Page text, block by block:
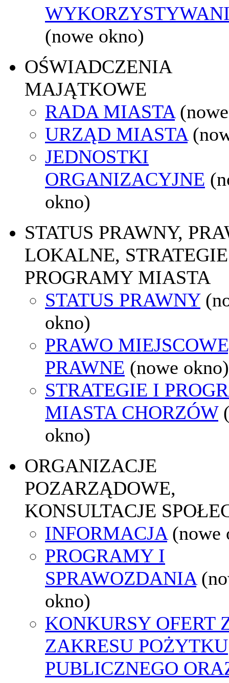
(nowe okno)
OŚWIADCZENIA
MAJĄTKOWE
RADA MIASTA
URZĄD MIASTA
JEDNOSTKI
ORGANIZACYJNE
okno)
STATUS PRAWNY,
LOKALNE,
PROGRAMY MIASTA
STATUS PRAWNY
okno)
PRAWO
PRAWNE (nowe okno)
STRATEGIE I
MIASTA CHORZÓW
okno)
ORGANIZACJE
POZARZĄDOWE,
KONSULTACJE
INFORMACJA (nowe
PROGRAMY I
SPRAWOZDANIA
okno)
KONKURSY OFERT
ZAKRESU POŻYTKU
PUBLICZNEGO